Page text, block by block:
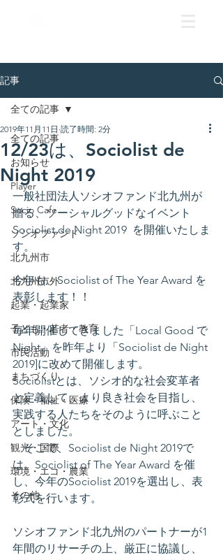
記事
全ての記事
お知らせ
Player
Socio Cafe
ソシオファンド
北九州市
北九州市外
起業・起業家
子ども・若者・教育
市民活動
まちづくり
保険・福祉・医療
アート・文化
観光・国際
環境・エコ・農業
その他
全ての記事
12/23は、Sociolist de
Night 2019
2019年11月11日 読了時間: 2分
一般社団法人ソシオファンド北九州が
贈る、ソーシャルグッドなイベント
Sociolist de Night 2019  を開催いたしま
す。
今年も、Sociolist of The Year Award を
表彰します！！
毎年開催してきました「Local Good で
Night」を昨年より「Sociolist de Night
2019]に改めて開催します。
Sociolistとは、ソシオ的な社会変革者
と定義して、より良き社会を目指し、
実践する人たちをそのように呼ぶこと
としました。
そこで、Sociolist de Night 2019で
は、Sociolist of The Year Award を催
し、今年のSociolist 2019を選出し、表
彰式を行います。
ソシオファンド北九州のパートナーが1
年間のリサーチの上、厳正に協議し、